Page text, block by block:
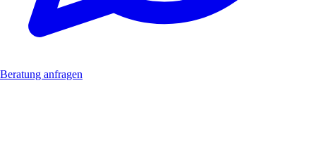
Beratung anfragen